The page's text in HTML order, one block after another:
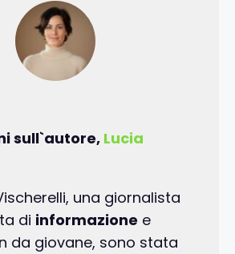
sull`autore, Lucia
una giornalista
di informazione e
da giovane, sono stata